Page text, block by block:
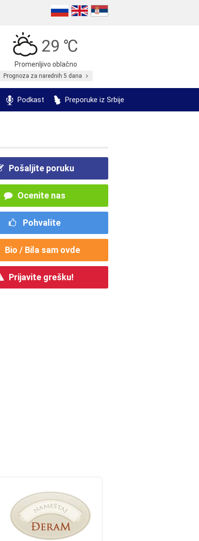
29 ℃
Promenljivo oblačno
Prognoza za narednih 5 dana
Podkast Preporuke iz Srbije
Pošaljite poruku
Ocenite nas
Pohvalite
Bio / Bila sam ovde
Prijavite grešku!